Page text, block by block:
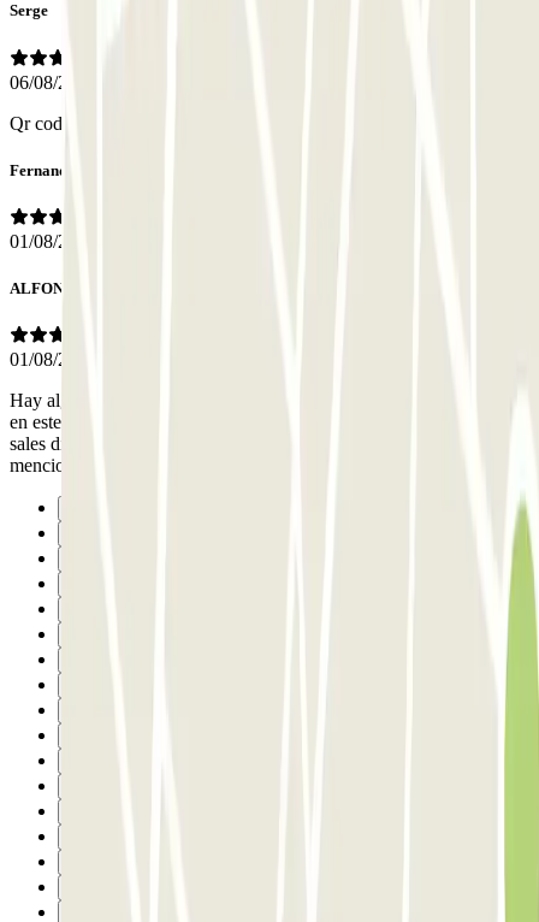
Serge
06/08/2026
Qr code ne fonctionne pas, alors qu'on avait réservé sur internet.
Fernando
01/08/2026
ALFONSO
01/08/2026
Hay algo que deberíais tener en cuenta. El qr nunca ha funcionado
en este parking a la entrada. Es decir, sacas el ticket y luego cuando
sales días más tarde tienes que pasar por la caseta del vigilante. Lo
menciono para futuros clientes.